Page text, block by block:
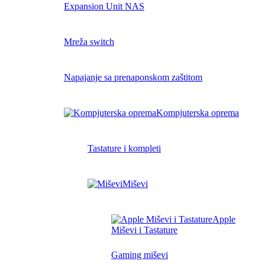
Expansion Unit NAS
Mreža switch
Napajanje sa prenaponskom zaštitom
Kompjuterska oprema
Tastature i kompleti
Miševi
Apple
Miševi i Tastature
Gaming miševi